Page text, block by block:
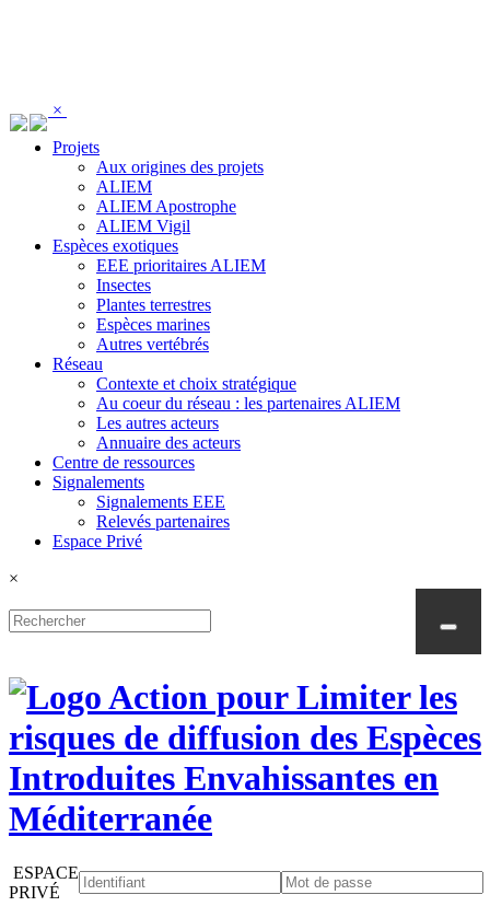
×
Projets
Aux origines des projets
ALIEM
ALIEM Apostrophe
ALIEM Vigil
Espèces exotiques
EEE prioritaires ALIEM
Insectes
Plantes terrestres
Espèces marines
Autres vertébrés
Réseau
Contexte et choix stratégique
Au coeur du réseau : les partenaires ALIEM
Les autres acteurs
Annuaire des acteurs
Centre de ressources
Signalements
Signalements EEE
Relevés partenaires
Espace Privé
×
ESPACE
PRIVÉ